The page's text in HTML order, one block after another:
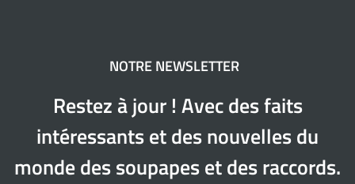
NOTRE NEWSLETTER
Restez à jour ! Avec des faits
intéressants et des nouvelles du
monde des soupapes et des raccords.